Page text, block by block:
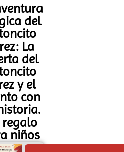
del
La
del
y el
con
regalo
niños